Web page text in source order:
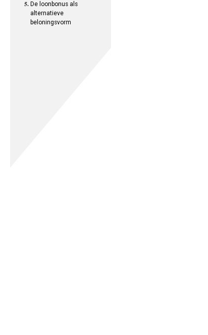
De loonbonus als
alternatieve
beloningsvorm